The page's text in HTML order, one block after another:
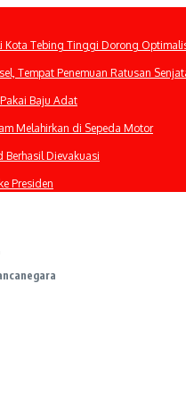
Kota Tebing Tinggi Dorong
Tempat Penemuan Ratusan
Baju Adat
Melahirkan di Sepeda Motor
Berhasil Dievakuasi
Presiden